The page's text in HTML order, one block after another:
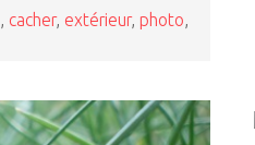
cacher, extérieur, photo